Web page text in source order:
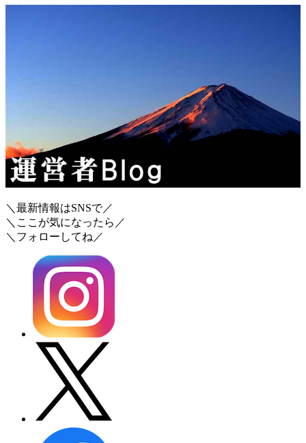
＼最新情報はSNSで／
＼ここが気になったら／
＼フォローしてね／